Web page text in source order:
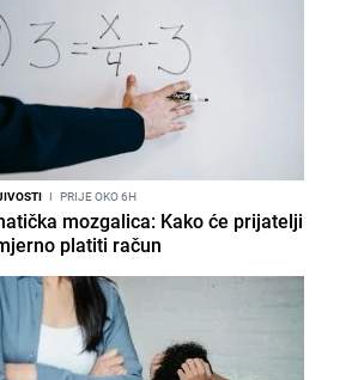
I PRIJE OKO 6H
mozgalica: Kako će prijatelji
platiti račun